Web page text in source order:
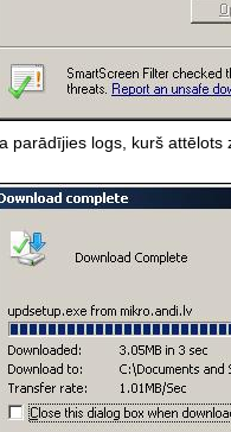
parādījies logs, kurš attēlots